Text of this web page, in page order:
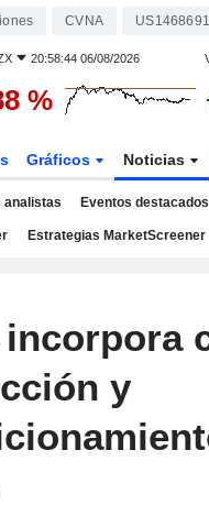
CVNA
20:58:44 06/08/2026
%
Gráficos Noticias
analistas Eventos destacados
Estrategias MarketScreener
y